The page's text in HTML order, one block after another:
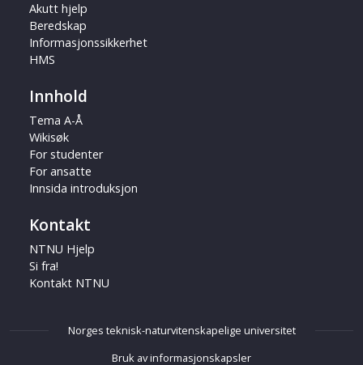
Akutt hjelp
Beredskap
Informasjonssikkerhet
HMS
Innhold
Tema A-Å
Wikisøk
For studenter
For ansatte
Innsida introduksjon
Kontakt
NTNU Hjelp
Si fra!
Kontakt NTNU
Norges teknisk-naturvitenskapelige universitet
Bruk av informasjonskapsler